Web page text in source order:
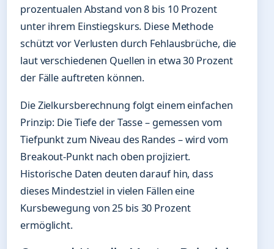
prozentualen Abstand von 8 bis 10 Prozent
unter ihrem Einstiegskurs. Diese Methode
schützt vor Verlusten durch Fehlausbrüche, die
laut verschiedenen Quellen in etwa 30 Prozent
der Fälle auftreten können.
Die Zielkursberechnung folgt einem einfachen
Prinzip: Die Tiefe der Tasse – gemessen vom
Tiefpunkt zum Niveau des Randes – wird vom
Breakout-Punkt nach oben projiziert.
Historische Daten deuten darauf hin, dass
dieses Mindestziel in vielen Fällen eine
Kursbewegung von 25 bis 30 Prozent
ermöglicht.